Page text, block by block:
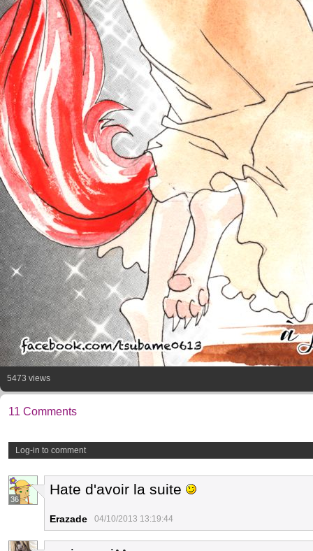
5473 views
11 Comments
Log-in to comment
36
Hate d'avoir la suite
Erazade 04/10/2013 13:19:44